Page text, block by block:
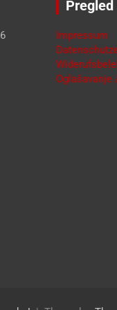
Pregled
Impressum